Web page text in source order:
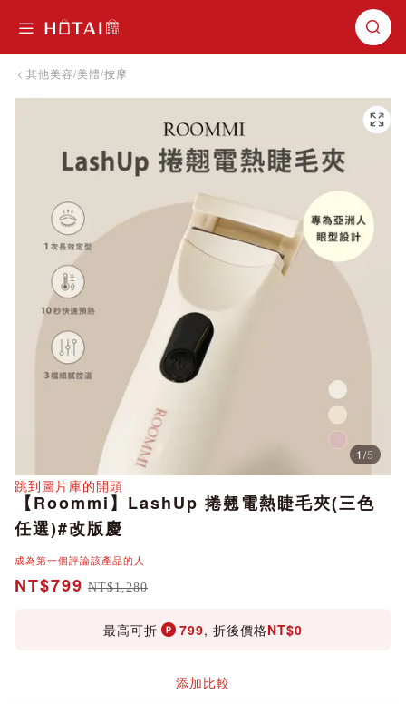
其他美容/美體/按摩
1/5
跳到圖片庫的開頭
分享
【Roommi】LashUp 捲翹電熱睫毛夾(三色
任選)#改版慶
成為第一個評論該產品的人
NT$799 NT$1,280
最高可折 799, 折後價格NT$0
添加比較